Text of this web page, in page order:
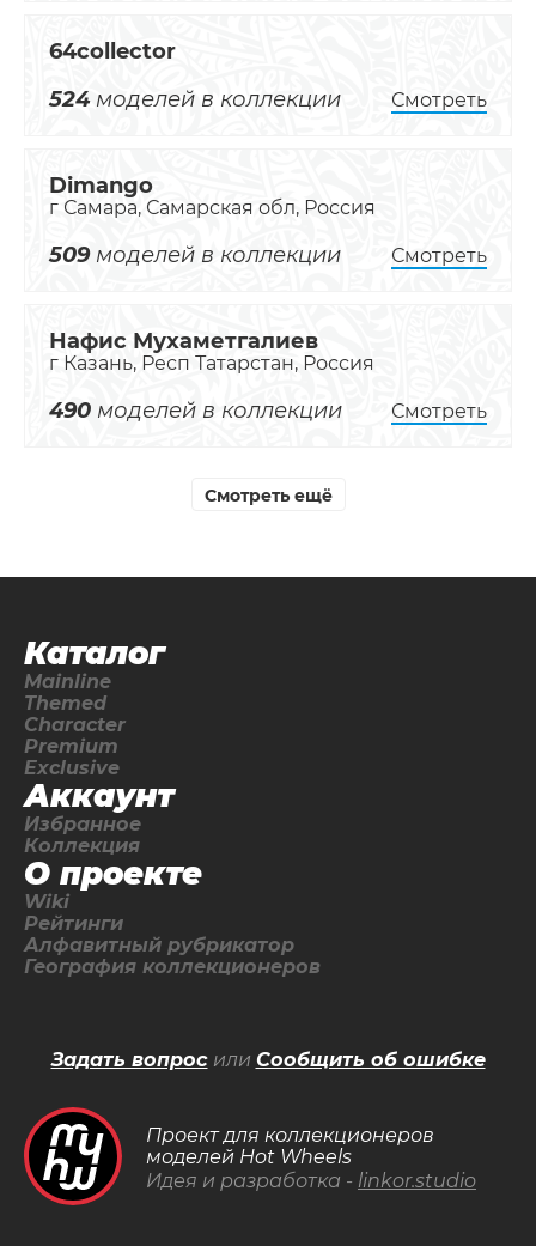
64collector
524моделей в коллекции Смотреть
Dimango
г Самара, Самарская обл, Россия
509моделей в коллекции Смотреть
Нафис Мухаметгалиев
г Казань, Респ Татарстан, Россия
490 моделей в коллекции Смотреть
Смотреть ещё
Каталог
Mainline
Themed
Character
Premium
Exclusive
Аккаунт
Избранное
Коллекция
О проекте
Wiki
Рейтинги
Алфавитный рубрикатор
География коллекционеров
Проект для коллекционеров
моделей Hot Wheels
Идея и разработка - linkor.studio
Задать вопросили Сообщить об ошибке